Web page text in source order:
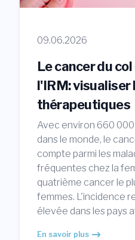
09.06.2026
Le cancer du
l'IRM: visualiser
thérapeutiques
Avec environ 660
dans le monde, le
compte parmi les
fréquentes chez la
quatrième cancer le
femmes. L'incidence
élevée dans les pays
En savoir plus